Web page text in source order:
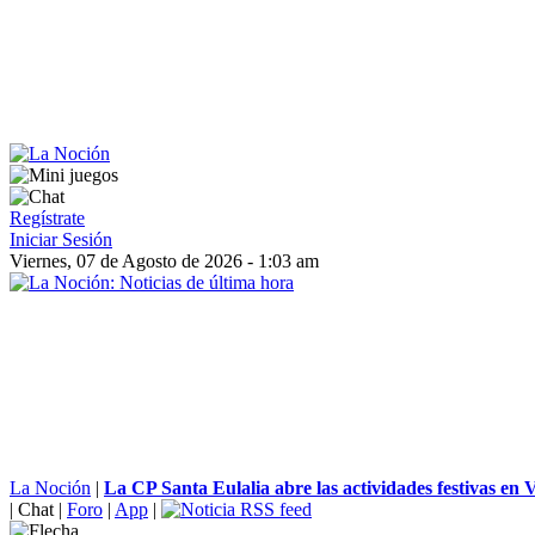
Regístrate
Iniciar Sesión
Viernes, 07 de Agosto de 2026 - 1:03 am
La Noción | La CP Santa Eulalia abre las actividades festivas en
| Chat | Foro | App |